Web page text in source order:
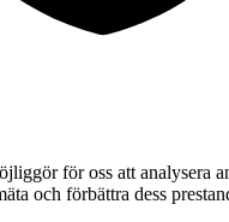
för oss att analysera
och förbättra dess